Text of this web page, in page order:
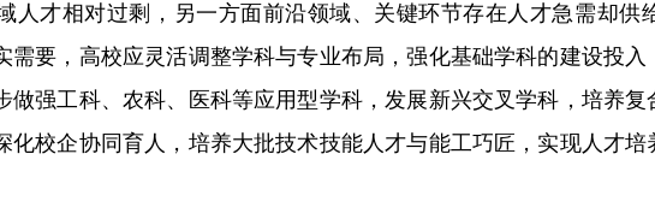
人才相对过剩，另一方面前沿领域、关键环节存在人才急需却供
需要，高校应灵活调整学科与专业布局，强化基础学科的建设投
做强工科、农科、医科等应用型学科，发展新兴交叉学科，培养
化校企协同育人，培养大批技术技能人才与能工巧匠，实现人才